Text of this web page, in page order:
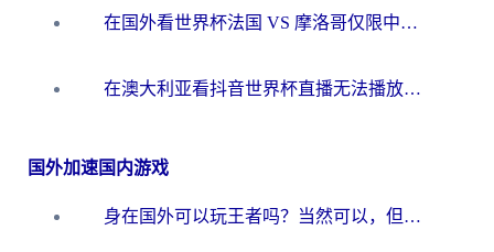
在国外看世界杯法国 VS 摩洛哥仅限中国大陆？别让地域限制拦下你的欢呼
在澳大利亚看抖音世界杯直播无法播放？海外党体育观赛终极指南来了！
国外加速国内游戏
身在国外可以玩王者吗？当然可以，但你需要这份“加速”指南